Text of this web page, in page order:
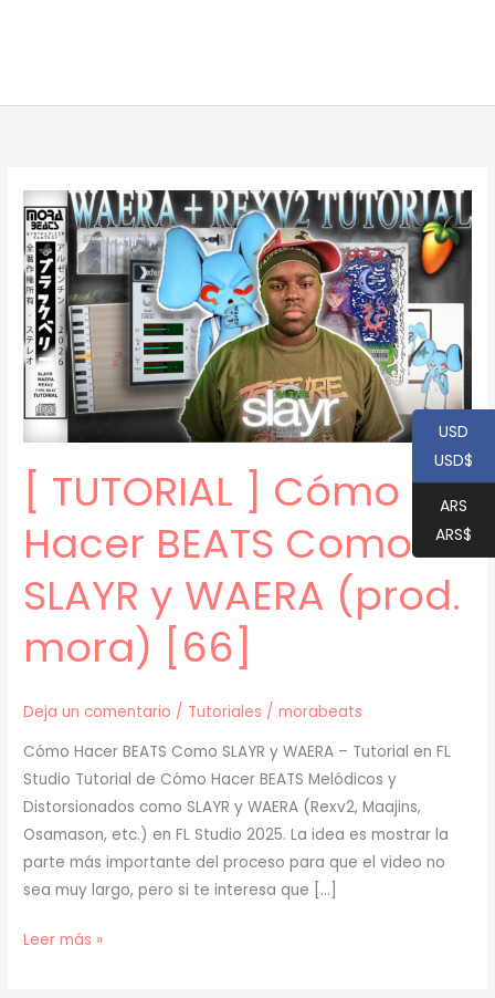
[ TUTORIAL ] Cómo
Hacer BEATS Como
SLAYR y WAERA (prod.
mora) [66]
Deja un comentario / Tutoriales /morabeats
Cómo Hacer BEATS Como SLAYR y WAERA – Tutorial en FL
Studio Tutorial de Cómo Hacer BEATS Melódicos y
Distorsionados como SLAYR y WAERA (Rexv2, Maajins,
Osamason, etc.) en FL Studio 2025. La idea es mostrar la
parte más importante del proceso para que el video no
sea muy largo, pero si te interesa que […]
[
Leer más »
USD
USD$
ARS
ARS$